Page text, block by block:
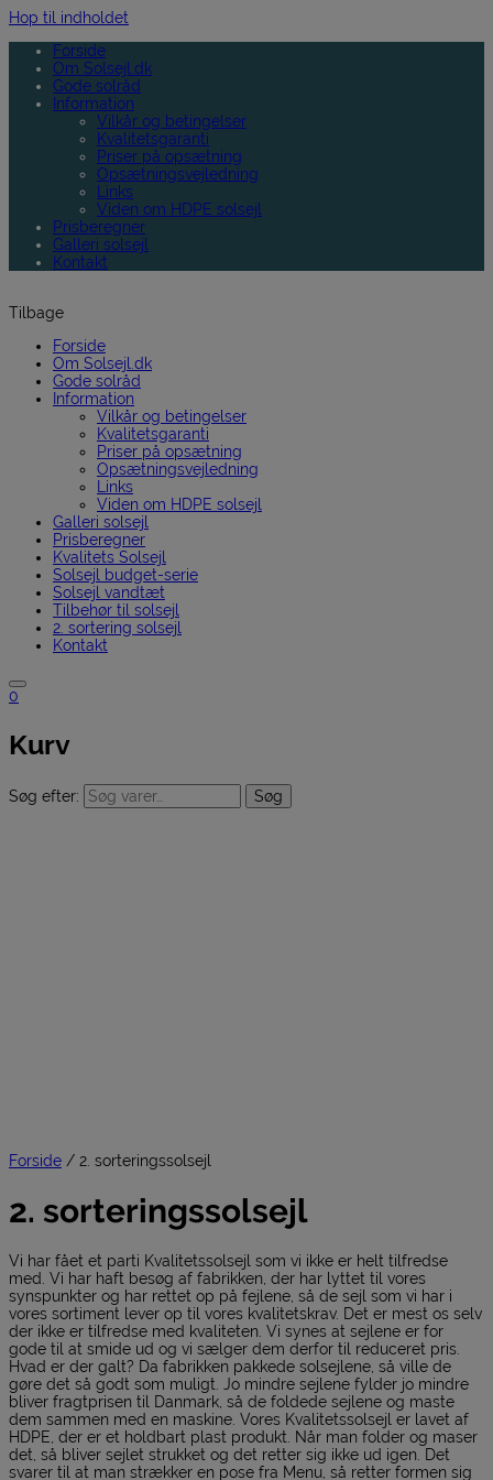
Hop til indholdet
Forside
Om Solsejl.dk
Gode solråd
Information
Vilkår og betingelser
Kvalitetsgaranti
Priser på opsætning
Opsætningsvejledning
Links
Viden om HDPE solsejl
Prisberegner
Galleri solsejl
Kontakt
Tilbage
Forside
Om Solsejl.dk
Gode solråd
Information
Vilkår og betingelser
Kvalitetsgaranti
Priser på opsætning
Opsætningsvejledning
Links
Viden om HDPE solsejl
Galleri solsejl
Prisberegner
Kvalitets Solsejl
Solsejl budget-serie
Solsejl vandtæt
Tilbehør til solsejl
2. sortering solsejl
Kontakt
0
Kurv
Søg efter: Søg
Forside / 2. sorteringssolsejl
2. sorteringssolsejl
Vi har fået et parti Kvalitetssolsejl som vi ikke er helt tilfredse
med. Vi har haft besøg af fabrikken, der har lyttet til vores
synspunkter og har rettet op på fejlene, så de sejl som vi har i
vores sortiment lever op til vores kvalitetskrav. Det er mest os selv
der ikke er tilfredse med kvaliteten. Vi synes at sejlene er for
gode til at smide ud og vi sælger dem derfor til reduceret pris.
Hvad er der galt? Da fabrikken pakkede solsejlene, så ville de
gøre det så godt som muligt. Jo mindre sejlene fylder jo mindre
bliver fragtprisen til Danmark, så de foldede sejlene og maste
dem sammen med en maskine. Vores Kvalitetssolsejl er lavet af
HDPE, der er et holdbart plast produkt. Når man folder og maser
det, så bliver sejlet strukket og det retter sig ikke ud igen. Det
svarer til at man strækker en pose fra Menu, så retter formen sig